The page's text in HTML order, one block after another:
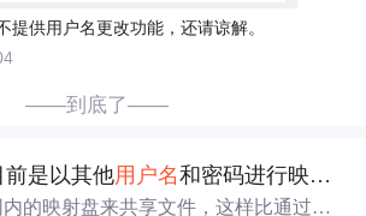
提供用户名更改功能，还请谅解。
——到底了——
前是以其他用户名和密码进行映射的——映射盘
的映射盘来共享文件，这样比通过外